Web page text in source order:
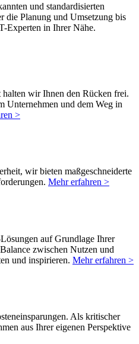
und standardisierten
die Planung und Umsetzung bis
Experten in Ihrer Nähe.
wir Ihnen den Rücken frei.
Unternehmen und dem Weg in
>
wir bieten maßgeschneiderte
Mehr erfahren >
auf Grundlage Ihrer
zwischen Nutzen und
und inspirieren. Mehr erfahren >
Als kritischer
aus Ihrer eigenen Perspektive